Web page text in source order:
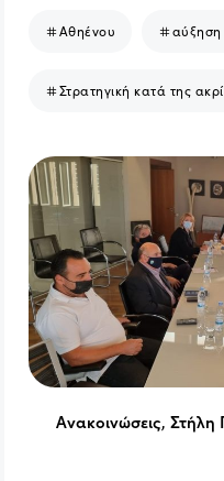
Αθηένου αύξηση
Στρατηγική κατά της
Ανακοινώσεις,Στήλη